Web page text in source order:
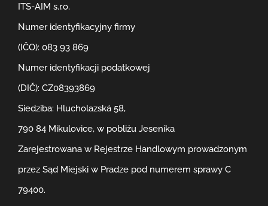
ITS-AIM s.r.o.
Numer identyfikacyjny firmy
(IČO): 083 93 869
Numer identyfikacji podatkowej
(DIČ): CZ08393869
Siedziba: Hlucholazská 58,
790 84 Mikulovice, w pobliżu Jeseníka
Zarejestrowana w Rejestrze Handlowym prowadzonym
przez Sąd Miejski w Pradze pod numerem sprawy C
79400.